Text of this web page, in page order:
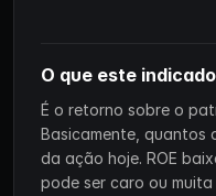
O que este
É o retorno sobre o
Basicamente, quantos
da ação hoje. ROE
pode ser caro ou